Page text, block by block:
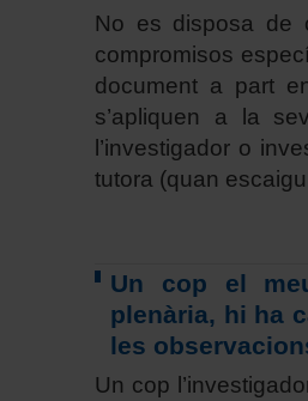
No es disposa de
compromisos
document a part
s’apliquen a la
l’investigador o
tutora (quan
Un cop el
plenària, hi ha
les
Un cop